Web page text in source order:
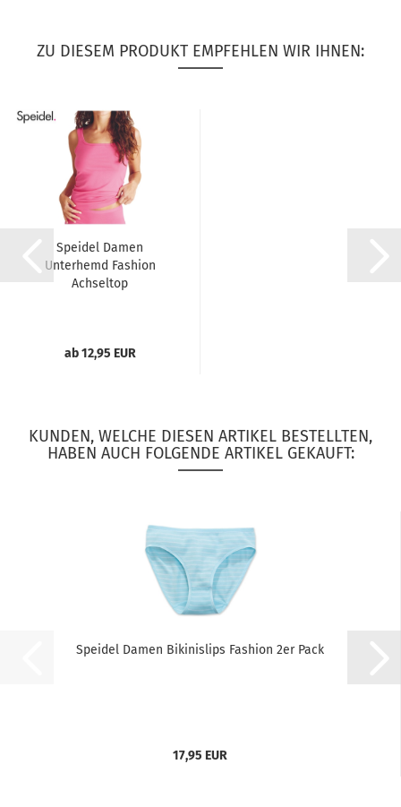
ZU DIESEM PRODUKT EMPFEHLEN WIR IHNEN:
Speidel Damen
Unterhemd Fashion
Achseltop
ab 12,95 EUR
KUNDEN, WELCHE DIESEN ARTIKEL BESTELLTEN,
HABEN AUCH FOLGENDE ARTIKEL GEKAUFT:
Speidel Damen Bikinislips Fashion 2er Pack
17,95 EUR